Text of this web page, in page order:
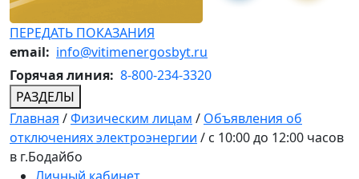
ПЕРЕДАТЬ ПОКАЗАНИЯ
email: info@vitimenergosbyt.ru
Горячая линия: 8-800-234-3320
РАЗДЕЛЫ
Главная /Физическим лицам / Объявления об
отключениях электроэнергии / с 10:00 до 12:00 часов
в г.Бодайбо